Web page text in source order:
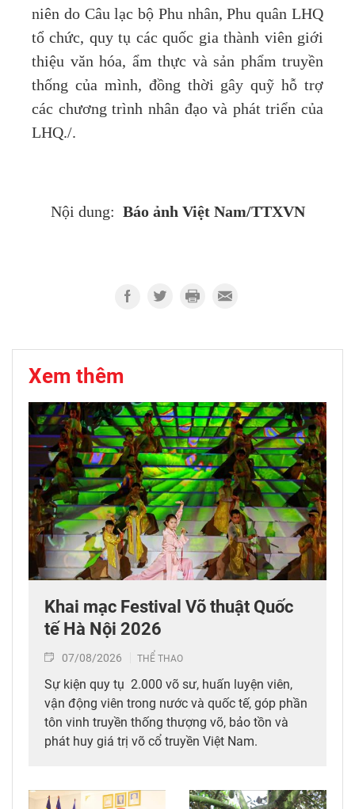
niên do Câu lạc bộ Phu nhân, Phu quân LHQ
tổ chức, quy tụ các quốc gia thành viên giới
thiệu văn hóa, ẩm thực và sản phẩm truyền
thống của mình, đồng thời gây quỹ hỗ trợ
các chương trình nhân đạo và phát triển của
LHQ./.
Nội dung: Báo ảnh Việt Nam/TTXVN
Xem thêm
Khai mạc Festival Võ thuật Quốc
tế Hà Nội 2026
07/08/2026 THỂ THAO
Sự kiện quy tụ 2.000 võ sư, huấn luyện viên,
vận động viên trong nước và quốc tế, góp phần
tôn vinh truyền thống thượng võ, bảo tồn và
phát huy giá trị võ cổ truyền Việt Nam.